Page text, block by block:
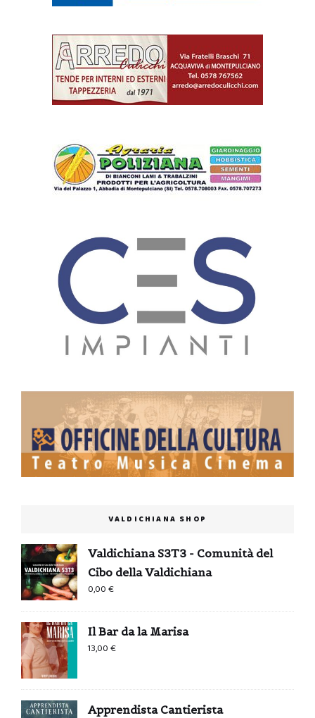
VALDICHIANA SHOP
Valdichiana S3T3 - Comunità del
Cibo della Valdichiana
0,00€
Il Bar da la Marisa
13,00€
Apprendista Cantierista